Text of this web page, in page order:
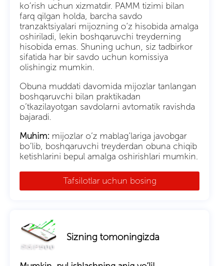
ko’rish uchun xizmatdir. PAMM tizimi bilan
farq qilgan holda, barcha savdo
tranzaktsiyalari mijozning o’z hisobida amalga
oshiriladi, lekin boshqaruvchi treyderning
hisobida emas. Shuning uchun, siz tadbirkor
sifatida har bir savdo uchun komissiya
olishingiz mumkin.
Obuna muddati davomida mijozlar tanlangan
boshqaruvchi bilan praktikadan
o’tkazilayotgan savdolarni avtomatik ravishda
bajaradi.
Muhim: mijozlar o’z mablag’lariga javobgar
bo’lib, boshqaruvchi treyderdan obuna chiqib
ketishlarini bepul amalga oshirishlari mumkin.
Tafsilotlar uchun bosing
Sizning tomoningizda